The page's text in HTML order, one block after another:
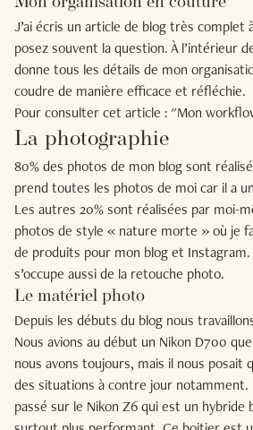
J’ai écris un article de blog très complet
posez souvent la question. À l’intérieur
donne tous les détails de mon
coudre de manière efficace et réfléchie.
Pour consulter cet article : "Mon
La photographie
80% des photos de mon blog sont
prend toutes les photos de moi car il a
Les autres 20% sont réalisées par moi-
photos de style « nature morte » où je
de produits pour mon blog et Instagram.
s’occupe aussi de la retouche photo.
Le matériel photo
Depuis les débuts du blog nous
Nous avions au début un Nikon D700
nous avons toujours, mais il nous posait
des situations à contre jour notamment.
passé sur le Nikon Z6 qui est un hybride